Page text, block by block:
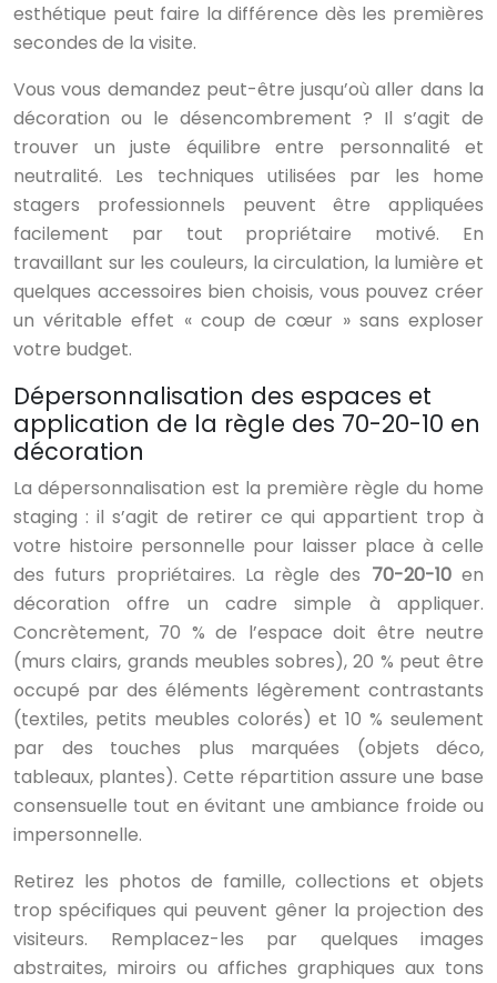
esthétique peut faire la différence dès les premières
secondes de la visite.
Vous vous demandez peut-être jusqu’où aller dans la
décoration ou le désencombrement ? Il s’agit de
trouver un juste équilibre entre personnalité et
neutralité. Les techniques utilisées par les home
stagers professionnels peuvent être appliquées
facilement par tout propriétaire motivé. En
travaillant sur les couleurs, la circulation, la lumière et
quelques accessoires bien choisis, vous pouvez créer
un véritable effet « coup de cœur » sans exploser
votre budget.
Dépersonnalisation des espaces et
application de la règle des 70-20-10 en
décoration
La dépersonnalisation est la première règle du home
staging : il s’agit de retirer ce qui appartient trop à
votre histoire personnelle pour laisser place à celle
des futurs propriétaires. La règle des 70-20-10en
décoration offre un cadre simple à appliquer.
Concrètement, 70 % de l’espace doit être neutre
(murs clairs, grands meubles sobres), 20 % peut être
occupé par des éléments légèrement contrastants
(textiles, petits meubles colorés) et 10 % seulement
par des touches plus marquées (objets déco,
tableaux, plantes). Cette répartition assure une base
consensuelle tout en évitant une ambiance froide ou
impersonnelle.
Retirez les photos de famille, collections et objets
trop spécifiques qui peuvent gêner la projection des
visiteurs. Remplacez-les par quelques images
abstraites, miroirs ou affiches graphiques aux tons